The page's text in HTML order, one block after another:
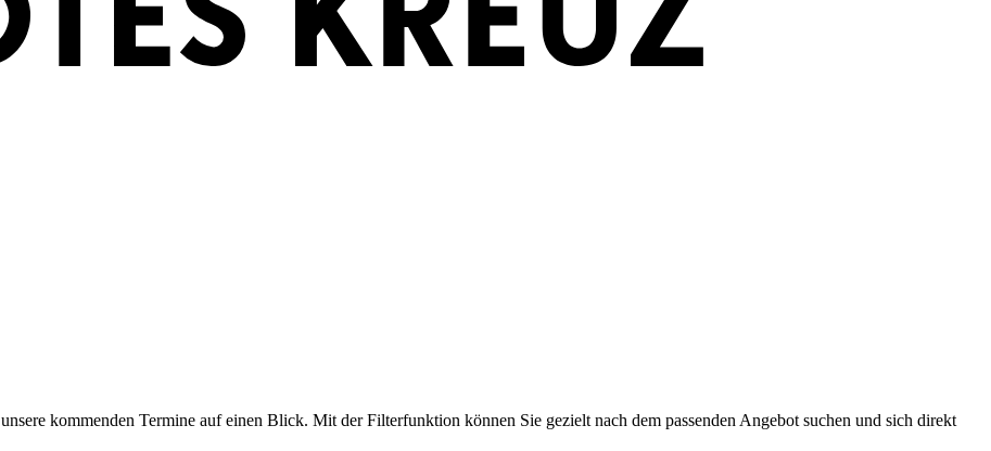
kommenden Termine auf einen Blick. Mit der Filterfunktion können Sie gezielt nach dem passenden Angebot suchen und sich direkt